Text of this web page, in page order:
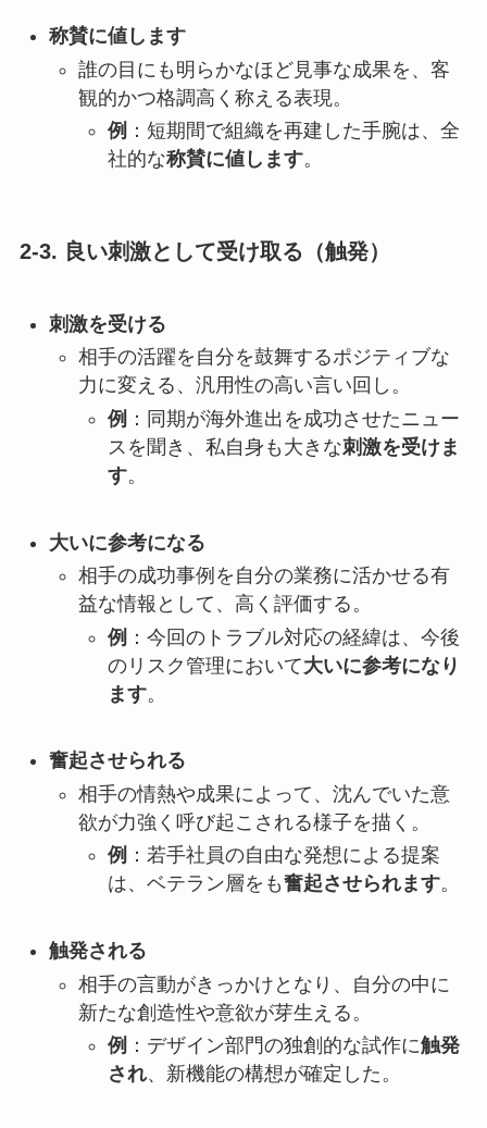
称賛に値します
誰の目にも明らかなほど見事な成果を、客
観的かつ格調高く称える表現。
例 ：短期間で組織を再建した手腕は、全
社的な称賛に値します。
2-3. 良い刺激として受け取る（触発）
刺激を受ける
相手の活躍を自分を鼓舞するポジティブな
力に変える、汎用性の高い言い回し。
例 ：同期が海外進出を成功させたニュー
スを聞き、私自身も大きな刺激を受けま
す。
大いに参考になる
相手の成功事例を自分の業務に活かせる有
益な情報として、高く評価する。
例 ：今回のトラブル対応の経緯は、今後
のリスク管理において大いに参考になり
ます。
奮起させられる
相手の情熱や成果によって、沈んでいた意
欲が力強く呼び起こされる様子を描く。
例 ：若手社員の自由な発想による提案
は、ベテラン層をも奮起させられます。
触発される
相手の言動がきっかけとなり、自分の中に
新たな創造性や意欲が芽生える。
例 ：デザイン部門の独創的な試作に触発
され、新機能の構想が確定した。